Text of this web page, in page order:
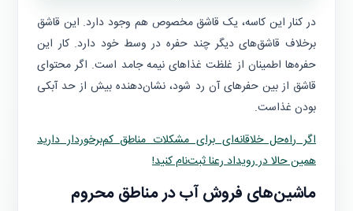
در کنار این کاسه‌، یک قاشق مخصوص هم وجود دارد. این قاشق
برخلاف قاشق‌های دیگر چند حفره در وسط خود دارد. کار این
حفره‌ها اطمینان از غلظت غذا‌های نیمه جامد است. اگر محتوای
قاشق از بین حفر‌های آن رد شود،‌ نشان‌دهنده بیش از حد آبکی
بودن غذاست.
اگر راه‌حل‌ خلاقانه‌ای برای مشکلات مناطق کم‌برخوردار دارید
همین حالا در رویداد رعنا ثبت‌نام کنید!
ماشین‌های فروش آب در مناطق محروم